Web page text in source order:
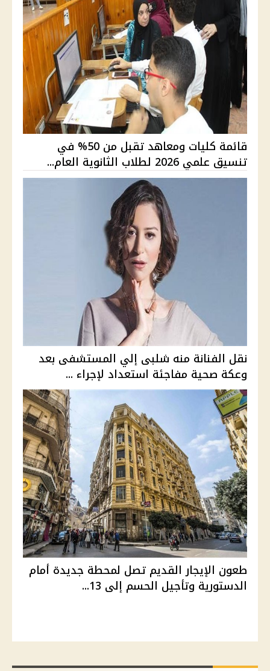
قائمة كليات ومعاهد تقبل من 50% في
تنسيق علمي 2026 لطلاب الثانوية العام...
نقل الفنانة منه شلبى إلي المستشفى بعد
وعكة صحية مفاجئة استعداد لإجراء ...
طعون الإيجار القديم تصل لمحطة جديدة أمام
الدستورية وتأجيل الحسم إلى 13...